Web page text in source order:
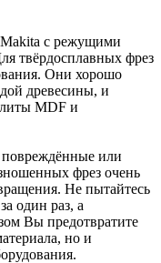
Makita с режущими
твёрдосплавных фрез
Они хорошо
древесины, и
MDF и
или
фрез очень
Не пытайтесь
один раз, а
Вы предотвратите
но и